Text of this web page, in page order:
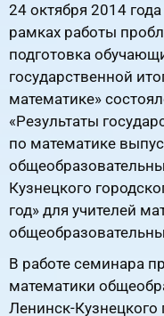
24 октября 2014
рамках работы
подготовка
государственной
математике»
«Результаты
по математике
Кузнецкого
год» для учителей
В работе семинара
математики
Ленинск-Кузнецкого